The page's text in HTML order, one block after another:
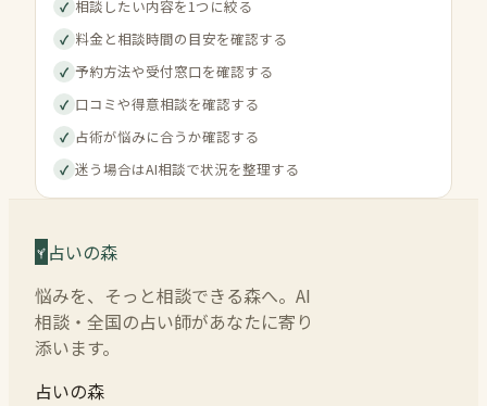
✓ 相談したい内容を1つに絞る
✓ 料金と相談時間の目安を確認する
✓ 予約方法や受付窓口を確認する
✓ 口コミや得意相談を確認する
✓ 占術が悩みに合うか確認する
✓ 迷う場合はAI相談で状況を整理する
占いの森
悩みを、そっと相談できる森へ。AI
相談・全国の占い師があなたに寄り
添います。
占いの森